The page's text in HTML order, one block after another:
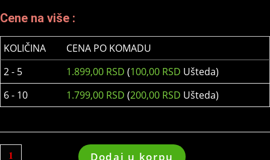
Cene na više :
KOLIČINA
CENA PO KOMADU
2 - 5
1.899,00 RSD (100,00 RSD Ušteda)
6 - 10
1.799,00 RSD (200,00 RSD Ušteda)
Dodaj u korpu